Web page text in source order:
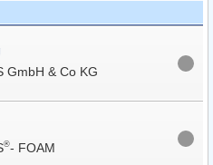
GmbH & Co KG
®- FOAM